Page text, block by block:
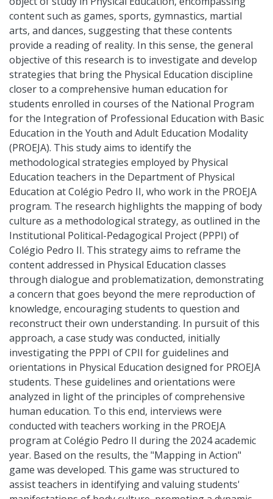
content such as games, sports, gymnastics, martial
arts, and dances, suggesting that these contents
provide a reading of reality. In this sense, the general
objective of this research is to investigate and develop
strategies that bring the Physical Education discipline
closer to a comprehensive human education for
students enrolled in courses of the National Program
for the Integration of Professional Education with Basic
Education in the Youth and Adult Education Modality
(PROEJA). This study aims to identify the
methodological strategies employed by Physical
Education teachers in the Department of Physical
Education at Colégio Pedro II, who work in the PROEJA
program. The research highlights the mapping of body
culture as a methodological strategy, as outlined in the
Institutional Political-Pedagogical Project (PPPI) of
Colégio Pedro II. This strategy aims to reframe the
content addressed in Physical Education classes
through dialogue and problematization, demonstrating
a concern that goes beyond the mere reproduction of
knowledge, encouraging students to question and
reconstruct their own understanding. In pursuit of this
approach, a case study was conducted, initially
investigating the PPPI of CPII for guidelines and
orientations in Physical Education designed for PROEJA
students. These guidelines and orientations were
analyzed in light of the principles of comprehensive
human education. To this end, interviews were
conducted with teachers working in the PROEJA
program at Colégio Pedro II during the 2024 academic
year. Based on the results, the "Mapping in Action"
game was developed. This game was structured to
assist teachers in identifying and valuing students'